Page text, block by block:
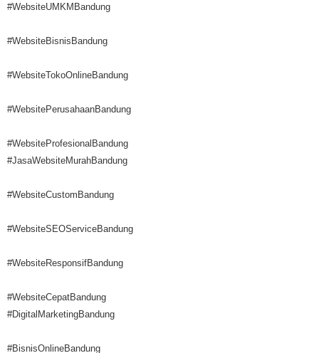
#WebsiteUMKMBandung
#WebsiteBisnisBandung
#WebsiteTokoOnlineBandung
#WebsitePerusahaanBandung
#WebsiteProfesionalBandung
#JasaWebsiteMurahBandung
#WebsiteCustomBandung
#WebsiteSEOServiceBandung
#WebsiteResponsifBandung
#WebsiteCepatBandung
#DigitalMarketingBandung
#BisnisOnlineBandung